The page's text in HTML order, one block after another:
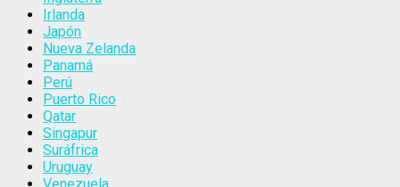
Irlanda
Japón
Nueva Zelanda
Panamá
Perú
Puerto Rico
Qatar
Singapur
Suráfrica
Uruguay